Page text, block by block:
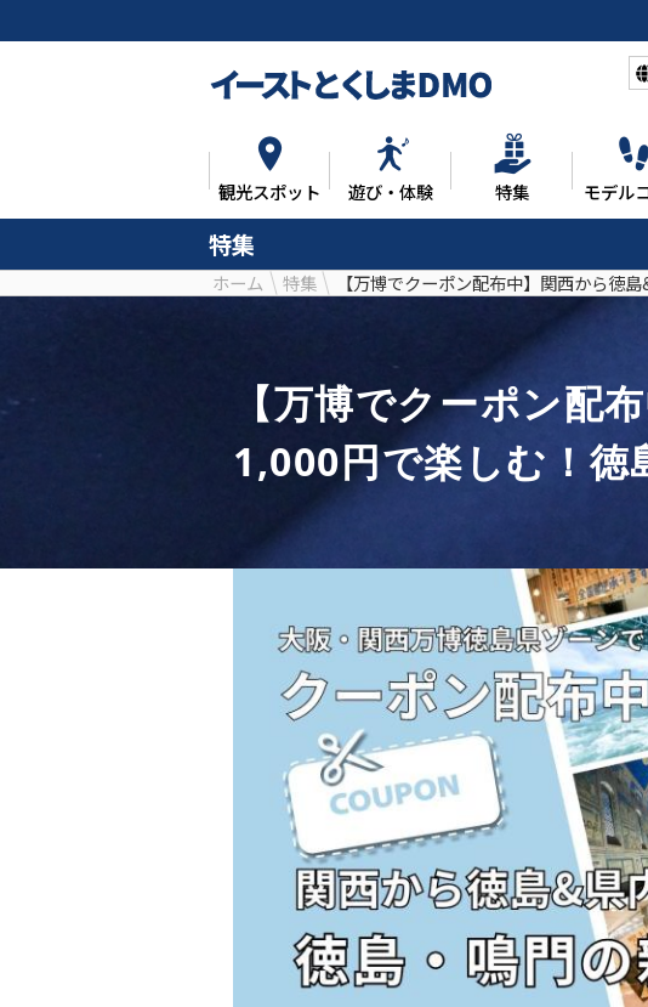
観光スポット 遊び・体験 特集 モデル
特集
ホーム 特集 【万博でクーポン配布中】関西から徳
【万博でクーポン配
1,000円で楽しむ！徳